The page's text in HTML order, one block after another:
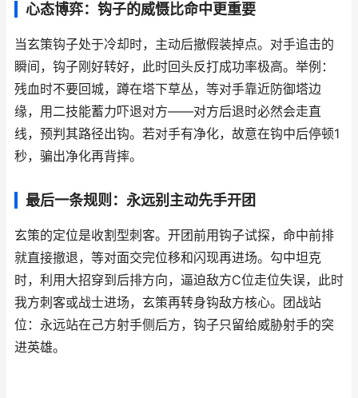
心态博弈：钩子的威慑比命中更重要
当玄策钩子处于冷却时，主动后撤假装掉点。对手追击的
瞬间，钩子刚好转好，此时回头反打成功率极高。举例：
残血时不要回城，蹲在塔下草丛，等对手靠近防御塔边
缘，用二技能蓄力吓退对方——对方后退时必然会走直
线，预判其路径出钩。若对手有净化，故意在钩中后停顿1
秒，骗出净化再背摔。
最后一条规则：永远别主动先手开团
玄策的定位是收割型刺客。开团前用钩子试探，命中前排
就直接撤退，等对面交完位移和闪现再进场。勾中坦克
时，利用大招穿到后排方向，逼迫敌方C位走位失误，此时
我方刺客或战士进场，玄策再转身钩敌方核心。团战站
位：永远站在己方射手侧后方，钩子只留给威胁射手的突
进英雄。